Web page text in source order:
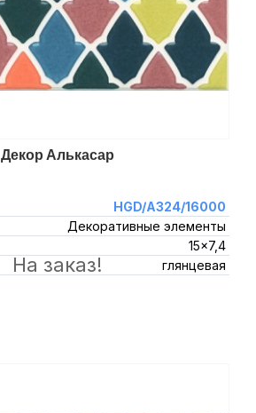
Декор Алькасар
HGD/A324/16000
Декоративные элементы
15x7,4
глянцевая
На заказ!